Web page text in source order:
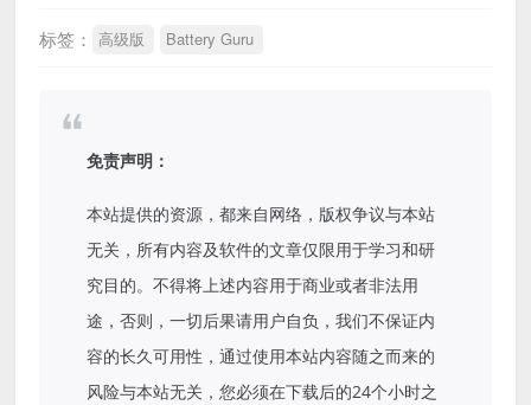
标签： 高级版 Battery Guru
免责声明：
本站提供的资源，都来自网络，版权争议与本站
无关，所有内容及软件的文章仅限用于学习和研
究目的。不得将上述内容用于商业或者非法用
途，否则，一切后果请用户自负，我们不保证内
容的长久可用性，通过使用本站内容随之而来的
风险与本站无关，您必须在下载后的24个小时之